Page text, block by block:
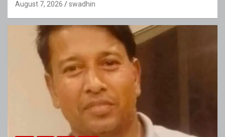
August 7, 2026 swadhin